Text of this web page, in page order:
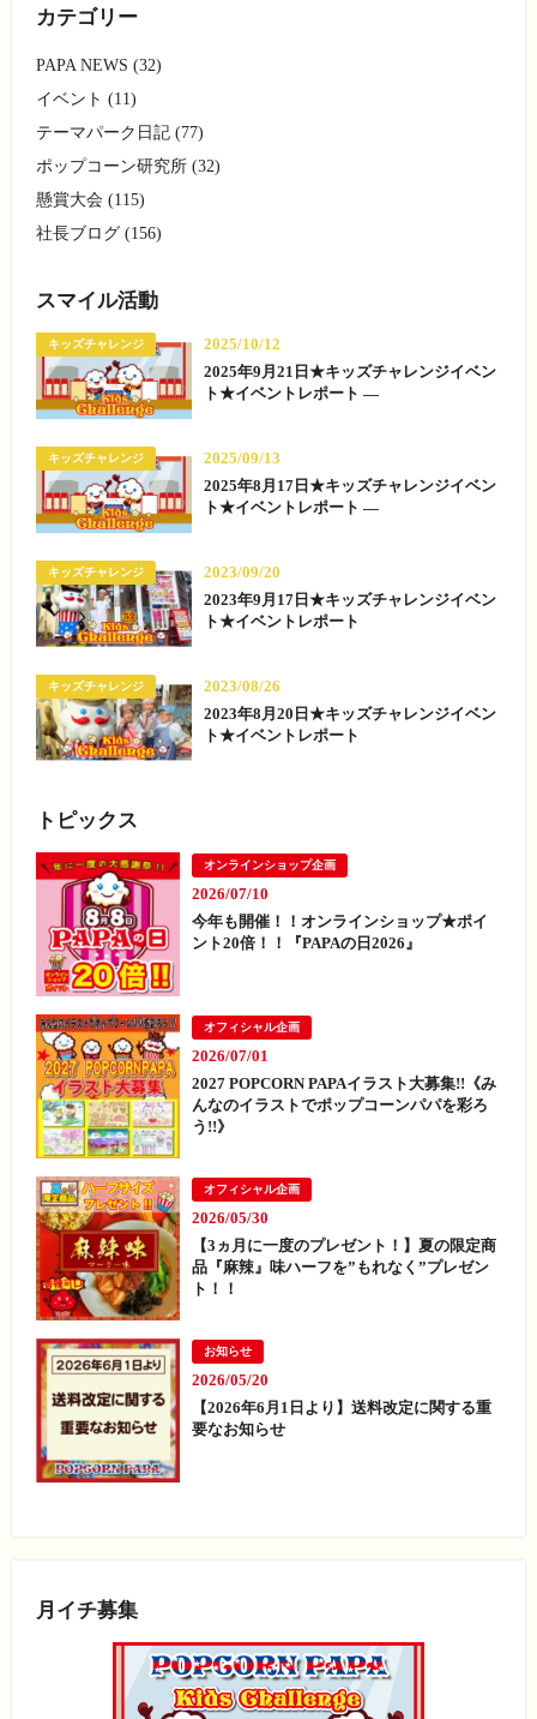
カテゴリー
PAPA NEWS (32)
イベント (11)
テーマパーク日記 (77)
ポップコーン研究所 (32)
懸賞大会 (115)
社長ブログ (156)
スマイル活動
キッズチャレンジ
2025/10/12
2025年9月21日★キッズチャレンジイベン
ト★イベントレポート —
キッズチャレンジ
2025/09/13
2025年8月17日★キッズチャレンジイベン
ト★イベントレポート —
キッズチャレンジ
2023/09/20
2023年9月17日★キッズチャレンジイベン
ト★イベントレポート
キッズチャレンジ
2023/08/26
2023年8月20日★キッズチャレンジイベン
ト★イベントレポート
トピックス
オンラインショップ企画
2026/07/10
今年も開催！！オンラインショップ★ポイ
ント20倍！！『PAPAの日2026』
オフィシャル企画
2026/07/01
2027 POPCORN PAPAイラスト大募集!!《み
んなのイラストでポップコーンパパを彩ろ
う!!》
オフィシャル企画
2026/05/30
【3ヵ月に一度のプレゼント！】夏の限定商
品『麻辣』味ハーフを”もれなく”プレゼン
ト！！
お知らせ
2026/05/20
【2026年6月1日より】送料改定に関する重
要なお知らせ
月イチ募集